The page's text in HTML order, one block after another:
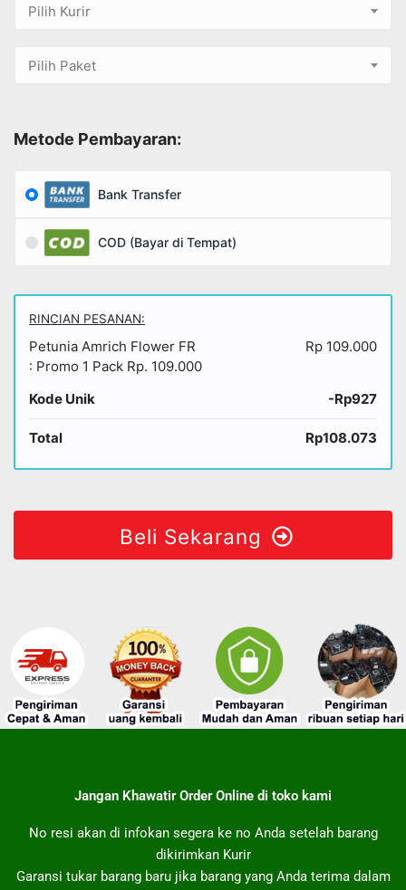
Pilih Kurir
Pilih Paket
Metode Pembayaran:
Bank Transfer
COD (Bayar di Tempat)
RINCIAN PESANAN:
Petunia Amrich Flower FR
: Promo 1 Pack Rp. 109.000
Rp 109.000
Kode Unik -Rp927
Total Rp108.073
Beli Sekarang
Jangan Khawatir Order Online di toko kami
No resi akan di infokan segera ke no Anda setelah barang
dikirimkan Kurir
Garansi tukar barang baru jika barang yang Anda terima dalam